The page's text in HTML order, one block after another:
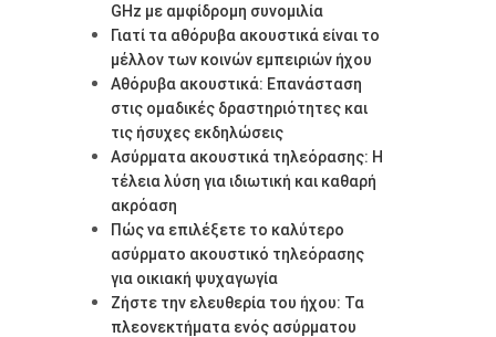
GHz με αμφίδρομη συνομιλία
Γιατί τα αθόρυβα ακουστικά είναι το
μέλλον των κοινών εμπειριών ήχου
Αθόρυβα ακουστικά: Επανάσταση
στις ομαδικές δραστηριότητες και
τις ήσυχες εκδηλώσεις
Ασύρματα ακουστικά τηλεόρασης: Η
τέλεια λύση για ιδιωτική και καθαρή
ακρόαση
Πώς να επιλέξετε το καλύτερο
ασύρματο ακουστικό τηλεόρασης
για οικιακή ψυχαγωγία
Ζήστε την ελευθερία του ήχου: Τα
πλεονεκτήματα ενός ασύρματου